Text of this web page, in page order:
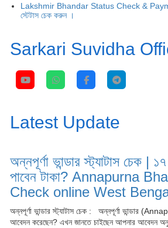
Lakshmir Bhandar Status Check &
স্টেটাস চেক করুন ।
Sarkari Suvidha
Latest Update
অন্নপূর্ণা ভান্ডার স্ট্যাটাস চেক |
পাবেন টাকা? Annapurna
Check online West
অন্নপূর্ণা ভান্ডার স্ট্যাটাস চেক : অন্নপূর্ণা ভান্ডার
আবেদন করেছেন? এখন জানতে চাইছেন আপনার আবেদন